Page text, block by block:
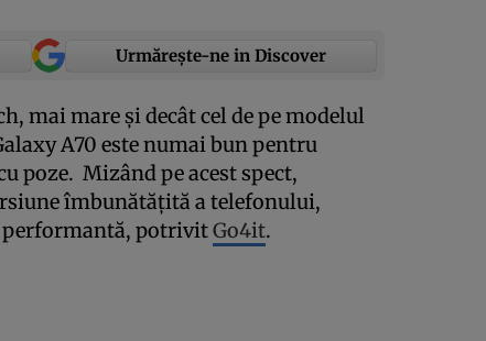
Urmărește-ne in Discover
mai mare şi decât cel de pe modelul
A70 este numai bun pentru
poze. Mizând pe acest spect,
îmbunătăţită a telefonului,
performantă, potrivitGo4it.